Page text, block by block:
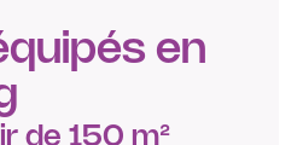
en
de 150 m²